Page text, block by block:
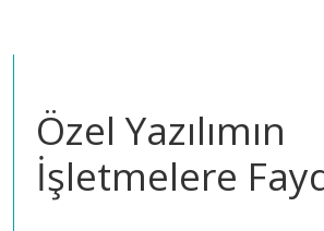
Özel Yazılımın
İşletmelere